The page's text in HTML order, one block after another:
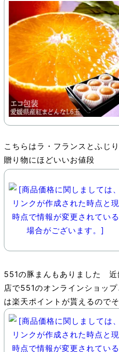
こちらはラ・フランスとふじ
贈り物にほどいいお値段
551の豚まんもありました 近
店で551のオンラインショッ
は楽天ポイントが貰えるので